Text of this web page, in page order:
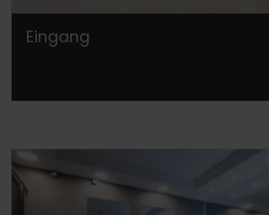
Eingang